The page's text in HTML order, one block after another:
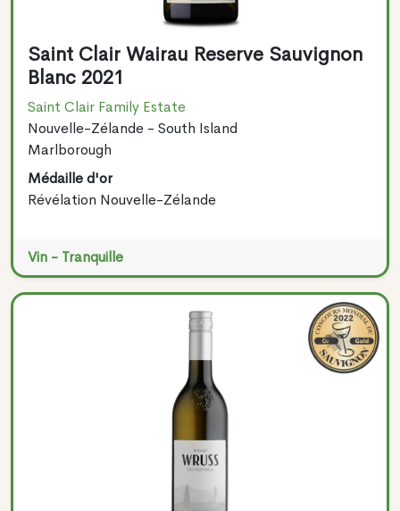
Saint Clair Wairau Reserve Sauvignon
Blanc 2021
Saint Clair Family Estate
Nouvelle-Zélande - South Island
Marlborough
Médaille d'or
Révélation Nouvelle-Zélande
Vin - Tranquille